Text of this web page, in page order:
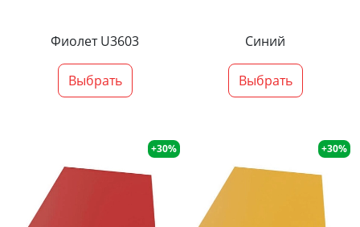
Фиолет U3603
Выбрать
Синий
Выбрать
+30% +30%